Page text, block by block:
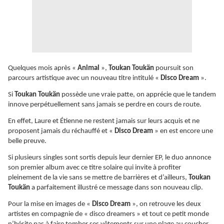
Quelques mois après « Animal », Toukan Toukän poursuit son
parcours artistique avec un nouveau titre intitulé « Disco Dream ».
Si Toukan Toukän possède une vraie patte, on apprécie que le tandem
innove perpétuellement sans jamais se perdre en cours de route.
En effet, Laure et Étienne ne restent jamais sur leurs acquis et ne
proposent jamais du réchauffé et « Disco Dream » en est encore une
belle preuve.
Si plusieurs singles sont sortis depuis leur dernier EP, le duo annonce
son premier album avec ce titre solaire qui invite à profiter
pleinement de la vie sans se mettre de barrières et d’ailleurs, Toukan
Toukän a parfaitement illustré ce message dans son nouveau clip.
Pour la mise en images de « Disco Dream », on retrouve les deux
artistes en compagnie de « disco dreamers » et tout ce petit monde